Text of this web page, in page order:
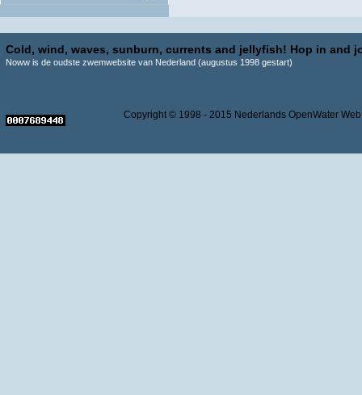
Cold, wind, waves, sunburn, currents and jellyfish! Hop in and
Noww is de oudste zwemwebsite van Nederland (augustus 1998 gestart)
Copyright © 1998 - 2015 Nederlands OpenWater